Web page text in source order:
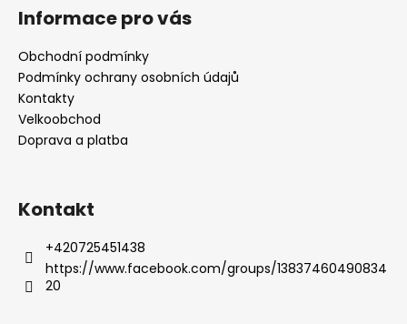
Informace pro vás
Obchodní podmínky
Podmínky ochrany osobních údajů
Kontakty
Velkoobchod
Doprava a platba
Kontakt
+420725451438
https://www.facebook.com/groups/13837460490834
20